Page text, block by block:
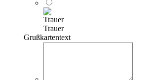
Trauer
Grußkartentext